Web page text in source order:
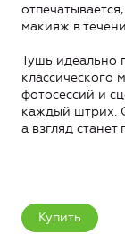
макияж в
Тушь идеально
классического
фотосессий и
каждый штрих.
а взгляд
Купить